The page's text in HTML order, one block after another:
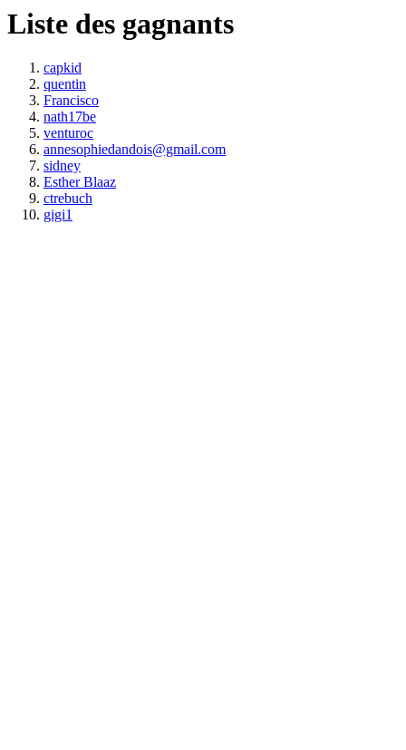
Liste des gagnants
capkid
quentin
Francisco
nath17be
venturoc
annesophiedandois@gmail.com
sidney
Esther Blaaz
ctrebuch
gigi1